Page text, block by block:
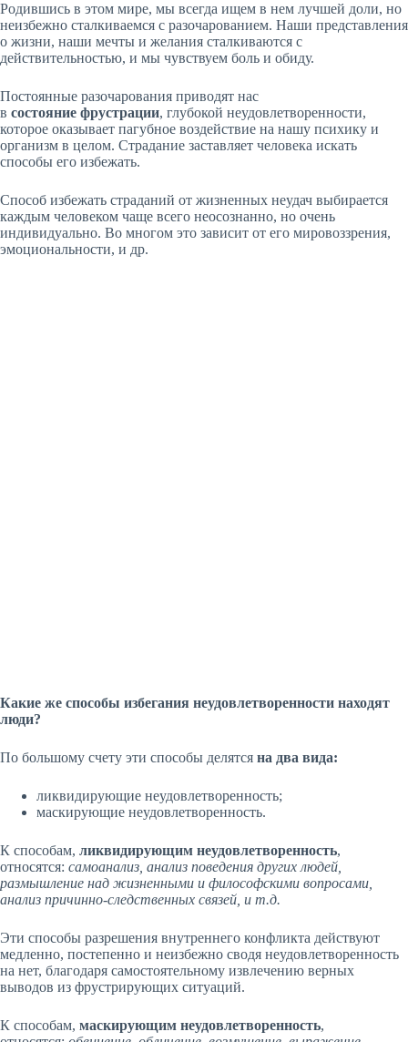
Родившись в этом мире, мы всегда ищем в нем лучшей доли, но
неизбежно сталкиваемся с разочарованием. Наши представления
о жизни, наши мечты и желания сталкиваются с
действительностью, и мы чувствуем боль и обиду.
Постоянные разочарования приводят нас
в состояние фрустрации, глубокой неудовлетворенности,
которое оказывает пагубное воздействие на нашу психику и
организм в целом. Страдание заставляет человека искать
способы его избежать.
Способ избежать страданий от жизненных неудач выбирается
каждым человеком чаще всего неосознанно, но очень
индивидуально. Во многом это зависит от его мировоззрения,
эмоциональности, и др.
Какие же способы избегания неудовлетворенности находят
люди?
По большому счету эти способы делятся на два вида:
ликвидирующие неудовлетворенность;
маскирующие неудовлетворенность.
К способам, ликвидирующим неудовлетворенность,
относятся: самоанализ, анализ поведения других людей,
размышление над жизненными и философскими вопросами,
анализ причинно-следственных связей, и т.д.
Эти способы разрешения внутреннего конфликта действуют
медленно, постепенно и неизбежно сводя неудовлетворенность
на нет, благодаря самостоятельному извлечению верных
выводов из фрустрирующих ситуаций.
К способам, маскирующим неудовлетворенность,